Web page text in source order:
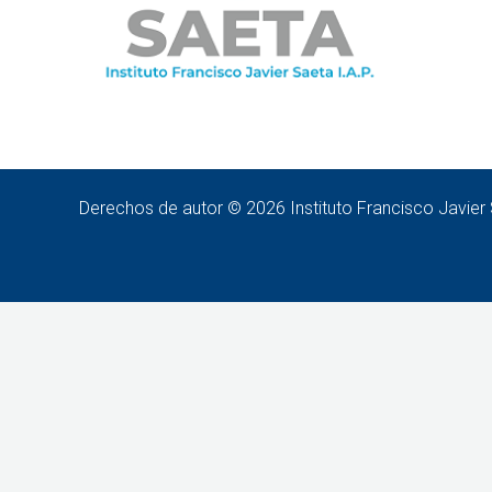
Derechos de autor © 2026 Instituto Francisco Javier